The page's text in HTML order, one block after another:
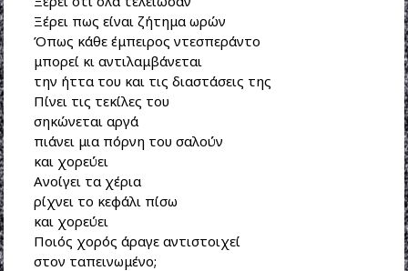
Ξέρει πως είναι ζήτημα ωρών
Όπως κάθε έμπειρος ντεσπεράντο
μπορεί κι αντιλαμβάνεται
την ήττα του και τις διαστάσεις της
Πίνει τις τεκίλες του
σηκώνεται αργά
πιάνει μια πόρνη του σαλούν
και χορεύει
Ανοίγει τα χέρια
ρίχνει το κεφάλι πίσω
και χορεύει
Ποιός χορός άραγε αντιστοιχεί
στον ταπεινωμένο;